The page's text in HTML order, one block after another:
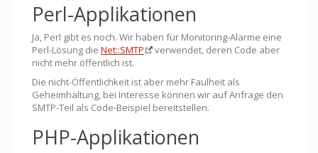
Perl-Applikationen
Ja, Perl gibt es noch. Wir haben für Monitoring-Alarme eine
Perl-Lösung die Net::SMTP
verwendet, deren Code aber
nicht mehr öffentlich ist.
Die nicht-Öffentlichkeit ist aber mehr Faulheit als
Geheimhaltung, bei Interesse können wir auf Anfrage den
SMTP-Teil als Code-Beispiel bereitstellen.
PHP-Applikationen